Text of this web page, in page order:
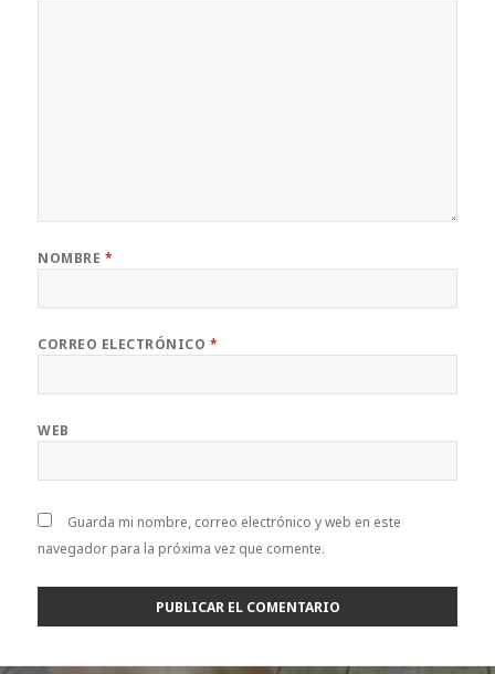
NOMBRE *
CORREO ELECTRÓNICO *
WEB
Guarda mi nombre, correo electrónico y web en este
navegador para la próxima vez que comente.